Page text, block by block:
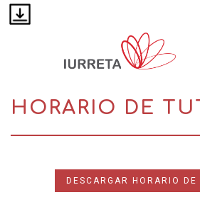
HORARIO DE
DESCARGAR HORARIO